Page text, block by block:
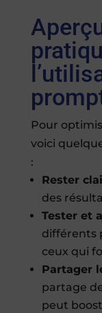
Pour
voici
:
Rester
des
Tester et
différents
ceux qui
Partager
partage
peut